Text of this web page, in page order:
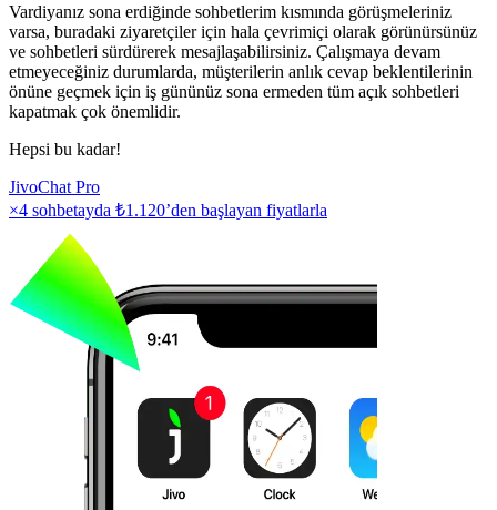
Vardiyanız sona erdiğinde sohbetlerim kısmında görüşmeleriniz
varsa, buradaki ziyaretçiler için hala çevrimiçi olarak görünürsünüz
ve sohbetleri sürdürerek mesajlaşabilirsiniz. Çalışmaya devam
etmeyeceğiniz durumlarda, müşterilerin anlık cevap beklentilerinin
önüne geçmek için iş gününüz sona ermeden tüm açık sohbetleri
kapatmak çok önemlidir.
Hepsi bu kadar!
JivoChat Pro
×4 sohbetayda ₺1.120’den başlayan fiyatlarla